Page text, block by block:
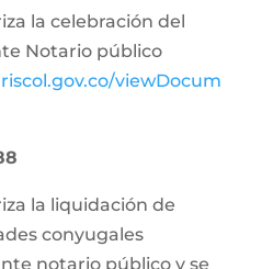
la celebración del
Notario público
viewDocum
la liquidación de
conyugales
notario público y se